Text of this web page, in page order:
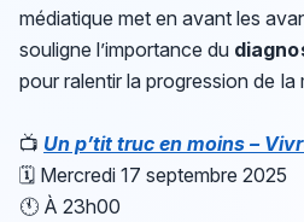
médiatique met en avant les
souligne l’importance du
pour ralentir la progression de la
📺 Un p’tit truc en moins –
🗓 Mercredi 17 septembre 2025
🕚 À 23h00